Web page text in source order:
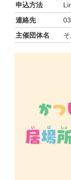
申込方法
連絡先
主催団体名